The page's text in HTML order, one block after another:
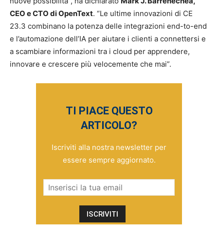
CEO e CTO di OpenText. “Le ultime innovazioni di CE
23.3 combinano la potenza delle integrazioni end-to-end
e l’automazione dell’IA per aiutare i clienti a connettersi e
a scambiare informazioni tra i cloud per apprendere,
innovare e crescere più velocemente che mai”.
TI PIACE QUESTO
ARTICOLO?
Iscriviti alla nostra newsletter per
essere sempre aggiornato.